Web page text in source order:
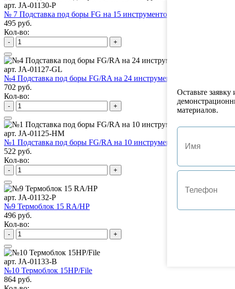
арт. JA-01130-P
№ 7 Подставка под боры FG на 15 инструментов
495 руб.
Кол-во:
- +
арт. JA-01127-GL
№4 Подставка под боры FG/RA на 24 инструмента
702 руб.
Кол-во:
- +
арт. JA-01125-HM
№1 Подставка под боры FG/RA на 10 инструментов
522 руб.
Кол-во:
- +
арт. JA-01132-P
№9 Термоблок 15 RA/HP
496 руб.
Кол-во:
- +
арт. JA-01133-B
№10 Термоблок 15HP/File
864 руб.
Оставьте
материалов.